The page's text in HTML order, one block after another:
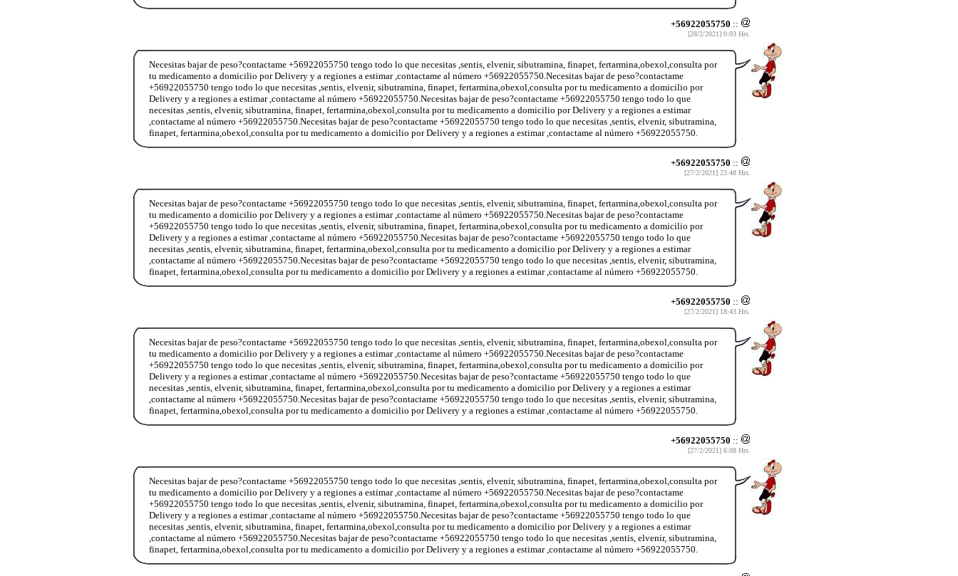
+56922055750 ::
[28/2/2021] 0:03 Hrs.
Necesitas bajar de peso?contactame +56922055750 tengo todo lo que necesitas ,sentis, elvenir, sibutramina, finapet, fertarmina,obexol,consulta por
tu medicamento a domicilio por Delivery y a regiones a estimar ,contactame al número +56922055750.Necesitas bajar de peso?contactame
+56922055750 tengo todo lo que necesitas ,sentis, elvenir, sibutramina, finapet, fertarmina,obexol,consulta por tu medicamento a domicilio por
Delivery y a regiones a estimar ,contactame al número +56922055750.Necesitas bajar de peso?contactame +56922055750 tengo todo lo que
necesitas ,sentis, elvenir, sibutramina, finapet, fertarmina,obexol,consulta por tu medicamento a domicilio por Delivery y a regiones a estimar
,contactame al número +56922055750.Necesitas bajar de peso?contactame +56922055750 tengo todo lo que necesitas ,sentis, elvenir, sibutramina,
finapet, fertarmina,obexol,consulta por tu medicamento a domicilio por Delivery y a regiones a estimar ,contactame al número +56922055750.
+56922055750 ::
[27/2/2021] 23:48 Hrs.
Necesitas bajar de peso?contactame +56922055750 tengo todo lo que necesitas ,sentis, elvenir, sibutramina, finapet, fertarmina,obexol,consulta por
tu medicamento a domicilio por Delivery y a regiones a estimar ,contactame al número +56922055750.Necesitas bajar de peso?contactame
+56922055750 tengo todo lo que necesitas ,sentis, elvenir, sibutramina, finapet, fertarmina,obexol,consulta por tu medicamento a domicilio por
Delivery y a regiones a estimar ,contactame al número +56922055750.Necesitas bajar de peso?contactame +56922055750 tengo todo lo que
necesitas ,sentis, elvenir, sibutramina, finapet, fertarmina,obexol,consulta por tu medicamento a domicilio por Delivery y a regiones a estimar
,contactame al número +56922055750.Necesitas bajar de peso?contactame +56922055750 tengo todo lo que necesitas ,sentis, elvenir, sibutramina,
finapet, fertarmina,obexol,consulta por tu medicamento a domicilio por Delivery y a regiones a estimar ,contactame al número +56922055750.
+56922055750 ::
[27/2/2021] 18:43 Hrs.
Necesitas bajar de peso?contactame +56922055750 tengo todo lo que necesitas ,sentis, elvenir, sibutramina, finapet, fertarmina,obexol,consulta por
tu medicamento a domicilio por Delivery y a regiones a estimar ,contactame al número +56922055750.Necesitas bajar de peso?contactame
+56922055750 tengo todo lo que necesitas ,sentis, elvenir, sibutramina, finapet, fertarmina,obexol,consulta por tu medicamento a domicilio por
Delivery y a regiones a estimar ,contactame al número +56922055750.Necesitas bajar de peso?contactame +56922055750 tengo todo lo que
necesitas ,sentis, elvenir, sibutramina, finapet, fertarmina,obexol,consulta por tu medicamento a domicilio por Delivery y a regiones a estimar
,contactame al número +56922055750.Necesitas bajar de peso?contactame +56922055750 tengo todo lo que necesitas ,sentis, elvenir, sibutramina,
finapet, fertarmina,obexol,consulta por tu medicamento a domicilio por Delivery y a regiones a estimar ,contactame al número +56922055750.
+56922055750 ::
[27/2/2021] 6:08 Hrs.
Necesitas bajar de peso?contactame +56922055750 tengo todo lo que necesitas ,sentis, elvenir, sibutramina, finapet, fertarmina,obexol,consulta por
tu medicamento a domicilio por Delivery y a regiones a estimar ,contactame al número +56922055750.Necesitas bajar de peso?contactame
+56922055750 tengo todo lo que necesitas ,sentis, elvenir, sibutramina, finapet, fertarmina,obexol,consulta por tu medicamento a domicilio por
Delivery y a regiones a estimar ,contactame al número +56922055750.Necesitas bajar de peso?contactame +56922055750 tengo todo lo que
necesitas ,sentis, elvenir, sibutramina, finapet, fertarmina,obexol,consulta por tu medicamento a domicilio por Delivery y a regiones a estimar
,contactame al número +56922055750.Necesitas bajar de peso?contactame +56922055750 tengo todo lo que necesitas ,sentis, elvenir, sibutramina,
finapet, fertarmina,obexol,consulta por tu medicamento a domicilio por Delivery y a regiones a estimar ,contactame al número +56922055750.